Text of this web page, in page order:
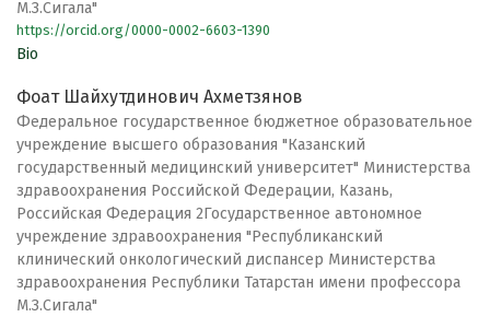
М.З.Сигала"
https://orcid.org/0000-0002-6603-1390
Bio
Фоат Шайхутдинович Ахметзянов
Федеральное государственное бюджетное образовательное
учреждение высшего образования "Казанский
государственный медицинский университет" Министерства
здравоохранения Российской Федерации, Казань,
Российская Федерация 2Государственное автономное
учреждение здравоохранения "Республиканский
клинический онкологический диспансер Министерства
здравоохранения Республики Татарстан имени профессора
М.З.Сигала"